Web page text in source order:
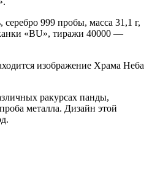
999 пробы, масса 31,1 г,
«BU», тиражи 40000 —
изображение Храма Неба
ракурсах панды,
металла. Дизайн этой